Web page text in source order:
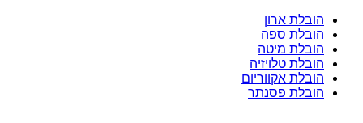
הובלת ארון
הובלת ספה
הובלת מיטה
הובלת טלויזיה
הובלת אקווריום
הובלת פסנתר